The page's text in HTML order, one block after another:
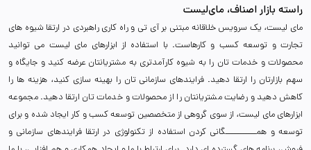
راسته بازار اصناف، مای‌لیست
مای لیست، یک سرویس خلاقانه مبتنی بر آی تی و راه کاری راهبردی در ارتقا شیوه های
تجارت و توسعه کسب و کارهاست. با استفاده از ابزارهای مای لیست می توانید
محصولات و خدمات تان را به شیوه کارآمدتری به مشتریانتان عرضه کنید و جایگاه و
سهم بازارتان را ارتقا دهید. فرایندهای سازمانی تان را بهینه سازی کنید، هزینه ها را
کاهش دهید و رضایت مشتریانتان را از محصولات و خدمات تان ارتقا دهید. مجموعه
ابزارهای مای لیست، از سوی گروهی از متخصصین توسعه کسب و کار ایجاد شده و برای
توسعه و همـــــــــــگانی کردن استفاده از تکنولوژی در ارتقا فرایندهای سازمانی و